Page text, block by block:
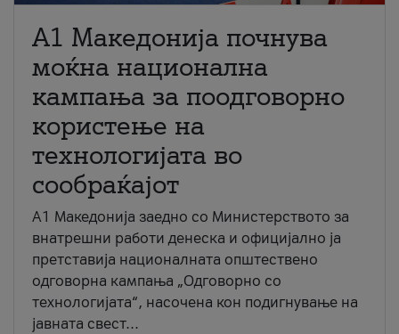
A1 Македонија почнува
моќна национална
кампања за поодговорно
користење на
технологијата во
сообраќајот
A1 Македонија заедно со Министерството за
внатрешни работи денеска и официјално ја
претставија националната општествено
одговорна кампања „Одговорно со
технологијата“, насочена кон подигнување на
јавната свест...